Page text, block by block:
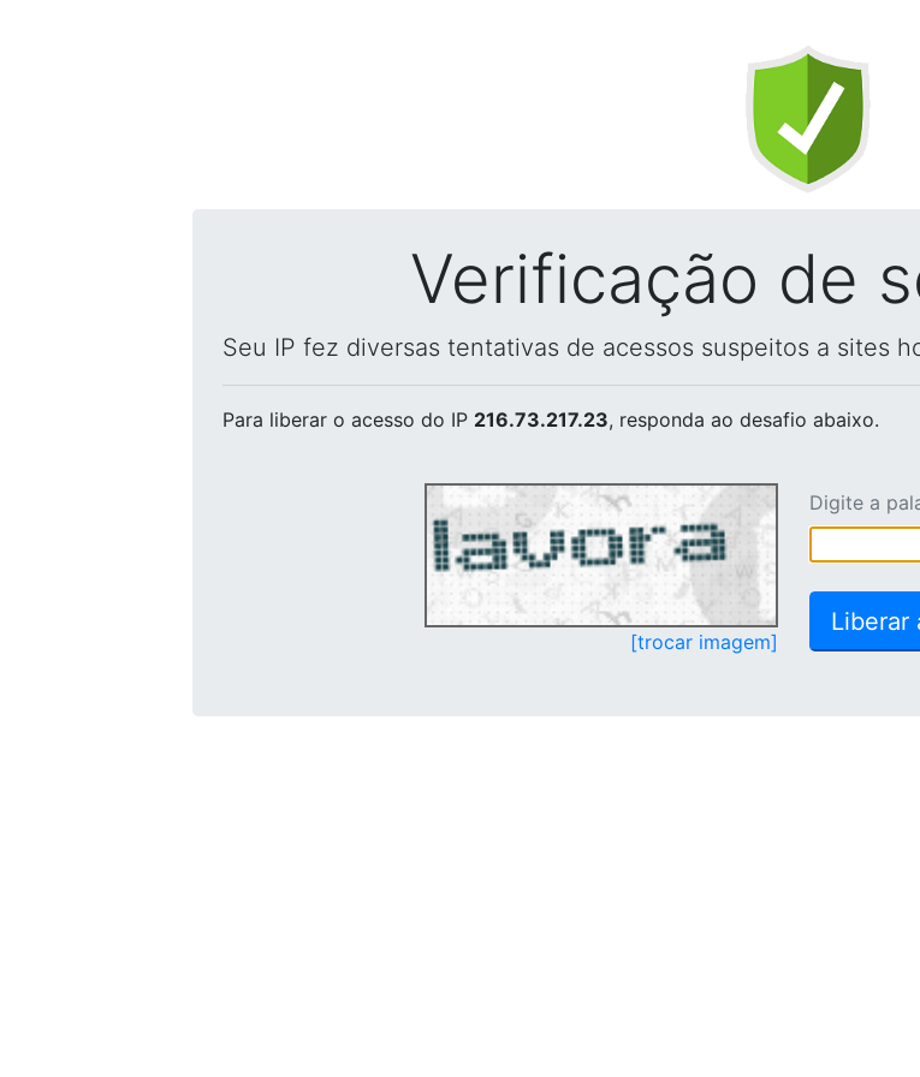
Verificação de
Seu IP fez diversas tentativas de acessos suspeitos a sites
Para liberar o acesso do IP 216.73.217.23, responda ao desafio abaixo.
[trocar imagem]
Digite a